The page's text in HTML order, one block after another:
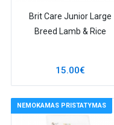
Brit Care Junior Large
Breed Lamb & Rice
15.00€
NEMOKAMAS PRISTATYMAS